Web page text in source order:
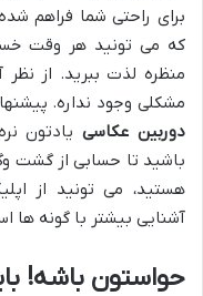
برای راحتی شما فراهم
که می تونید هر وقت
منظره لذت ببرید. از
مشکلی وجود نداره.
دوربین عکاسییادتون
باشید تا حسابی از گشت
هستید، می تونید از
آشنایی بیشتر با گونه ها
حواستون باشه!